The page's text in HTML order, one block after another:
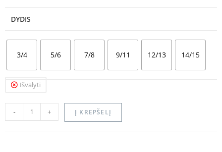
DYDIS
3/4 5/6 7/8 9/11 12/13 14/15
Išvalyti
- + Į KREPŠELĮ